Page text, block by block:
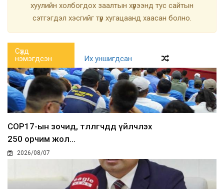
хуулийн холбогдох заалтын хүрээнд тус сайтын
сэтгэгдэл хэсгийг түр хугацаанд хаасан болно.
Сүүлд
нэмэгдсэн
Их уншигдсан
COP17-ын зочид, төлөөлөгчдөд үйлчлэх
250 орчим жол...
2026/08/07